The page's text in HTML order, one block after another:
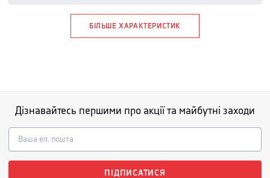
БІЛЬШЕ ХАРАКТЕРИСТИК
Дізнавайтесь першими про акції та майбутні заходи
ПІДПИСАТИСЯ